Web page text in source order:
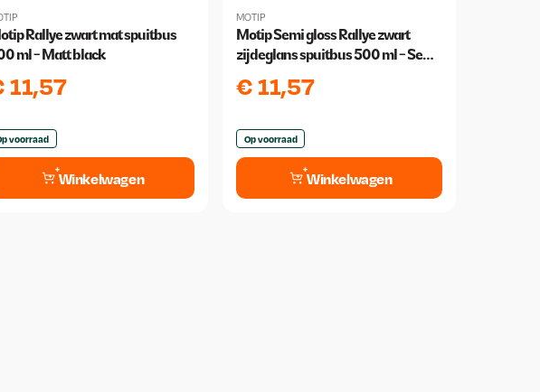
Rallye zwart mat spuitbus
ml - Matt black
11,57
voorraad
Winkelwagen
MOTIP
Motip Semi gloss Rallye zwart
zijdeglans spuitbus 500 ml - Semi
€11,57
Op voorraad
Winkelwagen